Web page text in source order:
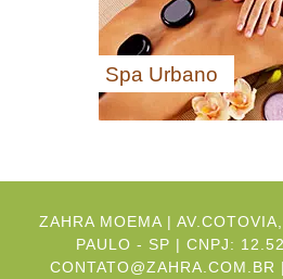
Spa Urbano
ZAHRA MOEMA |
PAULO - SP | CNPJ:
CONTATO@ZAHRA.COM.BR